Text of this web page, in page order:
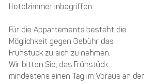
Hotelzimmer inbegriffen.
Für die Appartements besteht die
Möglichkeit gegen Gebühr das
Frühstück zu sich zu nehmen.
Wir bitten Sie, das Frühstück
mindestens einen Tag im Voraus an der